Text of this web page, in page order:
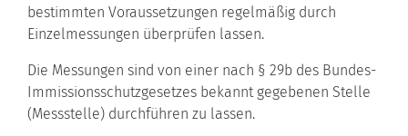
bestimmten Voraussetzungen regelmäßig durch
Einzelmessungen überprüfen lassen.
Die Messungen sind von einer nach § 29b des Bundes-
Immissionsschutzgesetzes bekannt gegebenen Stelle
(Messstelle) durchführen zu lassen.